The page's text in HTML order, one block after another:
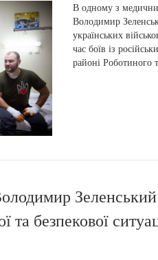
В одному з
Володимир
українських
час боїв із
районі Роботиного
Зеленський
та безпекової